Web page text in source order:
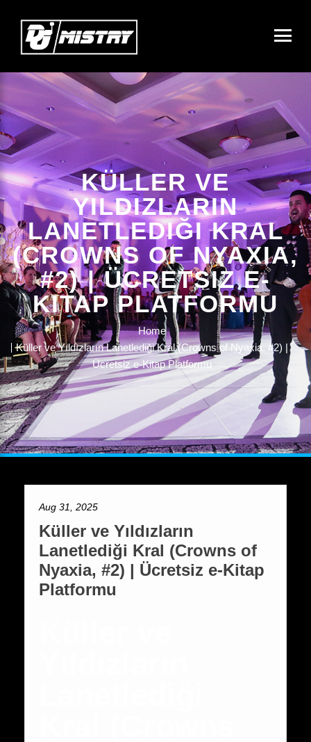
KÜLLER VE
YILDIZLARIN
LANETLEDIĞI KRAL
(CROWNS OF NYAXIA,
#2) | ÜCRETSIZ E-
KITAP PLATFORMU
Home
Küller ve Yıldızların Lanetlediği Kral (Crowns of Nyaxia, #2) |
Ücretsiz e-Kitap Platformu
Aug 31, 2025
Küller ve Yıldızların
Lanetlediği Kral (Crowns of
Nyaxia, #2) | Ücretsiz e-Kitap
Platformu